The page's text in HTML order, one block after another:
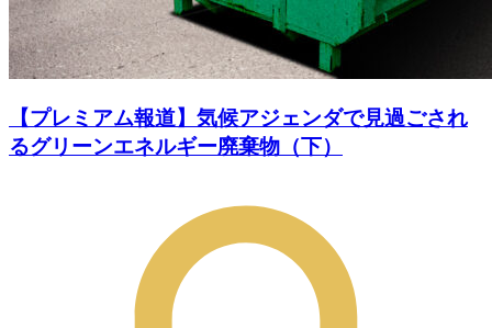
【プレミアム報道】気候アジェンダで見過ごされ
るグリーンエネルギー廃棄物（下）